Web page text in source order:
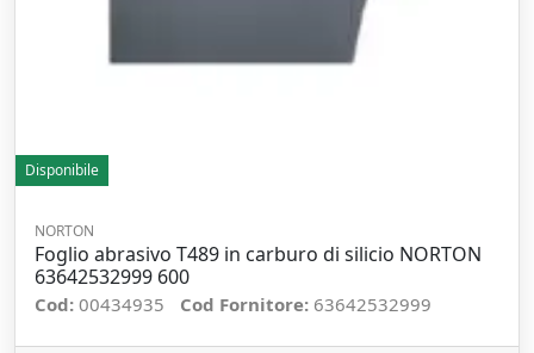
Disponibile
NORTON
Foglio abrasivo T489 in carburo di silicio NORTON
63642532999 600
Cod: 00434935 Cod Fornitore: 63642532999